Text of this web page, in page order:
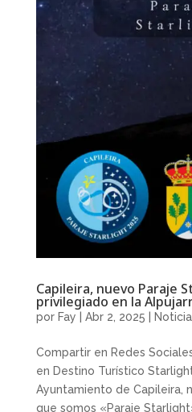
Capileira, nuevo Paraje
privilegiado en la
por Fay Abr 2, 2025
Compartir en Redes
en Destino Turístico
Ayuntamiento de Capileira,
que somos «Paraje